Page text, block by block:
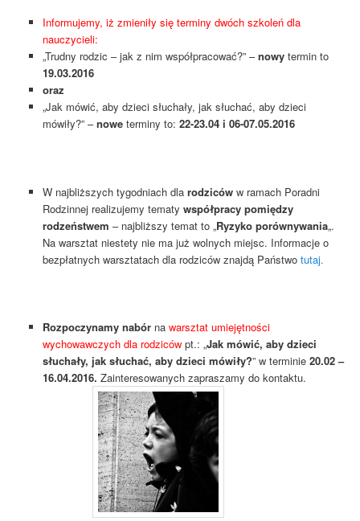
Informujemy, iż zmieniły się terminy dwóch szkoleń dla
nauczycieli:
„Trudny rodzic – jak z nim współpracować?” –nowytermin to
19.03.2016
oraz
„Jak mówić, aby dzieci słuchały, jak słuchać, aby dzieci
mówiły?” –noweterminy to: 22-23.04 i 06-07.05.2016
W najbliższych tygodniach dla rodzicóww ramach Poradni
Rodzinnej realizujemy tematy współpracy pomiędzy
rodzeństwem – najbliższy temat to „Ryzyko porównywania„.
Na warsztat niestety nie ma już wolnych miejsc. Informacje o
bezpłatnych warsztatach dla rodziców znajdą Państwo tutaj.
Rozpoczynamy nabórna warsztat umiejętności
wychowawczych dla rodzicówpt.: „Jak mówić, aby dzieci
słuchały, jak słuchać, aby dzieci mówiły?” w terminie 20.02 –
16.04.2016. Zainteresowanych zapraszamy do kontaktu.